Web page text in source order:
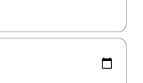
utilisez les flèches vers le